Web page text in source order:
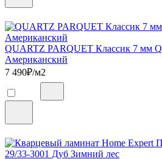
QUARTZ PARQUET Классик 7 мм
Американский
7 490₽/м2